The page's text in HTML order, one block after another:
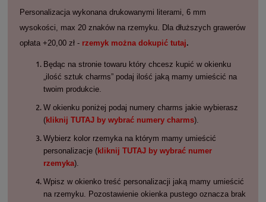
Personalizacja wykonana drukowanymi literami, 6 mm
wysokości, max 20 znaków na rzemyku. Dla dłuższych grawerów
opłata +20,00 zł - rzemyk można dokupić tutaj.
Będąc na stronie towaru który chcesz kupić w okienku
„ilość sztuk charms” podaj ilość jaką mamy umieścić na
twoim produkcie.
W okienku poniżej podaj numery charms jakie wybierasz
(kliknij TUTAJ by wybrać numery charms).
Wybierz kolor rzemyka na którym mamy umieścić
personalizacje (kliknij TUTAJ by wybrać numer
rzemyka).
Wpisz w okienko treść personalizacji jaką mamy umieścić
na rzemyku. Pozostawienie okienka pustego oznacza brak